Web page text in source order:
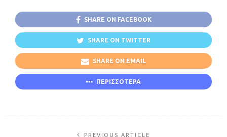
SHARE ON FACEBOOK
SHARE ON TWITTER
SHARE ON EMAIL
ΠΕΡΙΣΣΟΤΕΡΑ
PREVIOUS ARTICLE